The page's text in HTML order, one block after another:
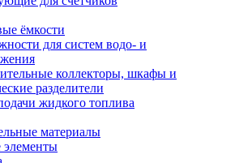
ёмкости
для систем водо- и
коллекторы, шкафы и
разделители
жидкого топлива
материалы